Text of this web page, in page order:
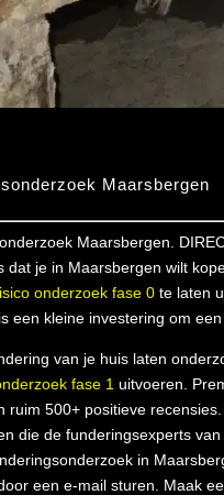
Maarsbergen
Maarsbergen.
dat je in Maarsbergen wilt
onderzoek fase 0te laten
een kleine investering om
van je huis laten
fase 1 uitvoeren.
ruim 500+ positieve
die de funderingsexperts
in
een e-mail sturen. Maak